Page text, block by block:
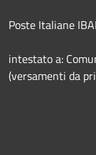
Poste Italiane
intestato a:
(versamenti da